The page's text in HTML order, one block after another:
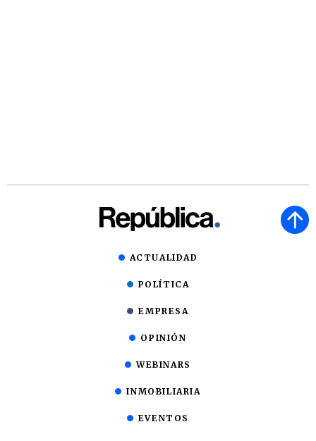
ACTUALIDAD
POLÍTICA
EMPRESA
OPINIÓN
WEBINARS
INMOBILIARIA
EVENTOS